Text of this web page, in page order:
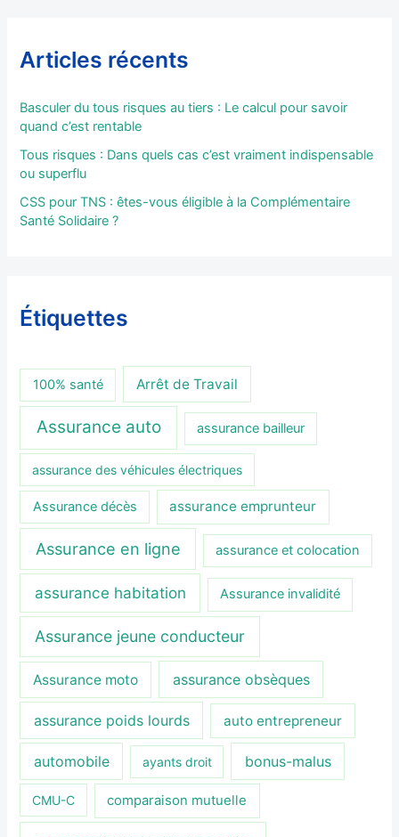
Articles récents
Basculer du tous risques au tiers : Le calcul pour savoir
quand c’est rentable
Tous risques : Dans quels cas c’est vraiment indispensable
ou superflu
CSS pour TNS : êtes-vous éligible à la Complémentaire
Santé Solidaire ?
Étiquettes
100% santé Arrêt de Travail
Assurance auto assurance bailleur
assurance des véhicules électriques
Assurance décès assurance emprunteur
Assurance en ligne assurance et colocation
assurance habitation Assurance invalidité
Assurance jeune conducteur
Assurance moto assurance obsèques
assurance poids lourds auto entrepreneur
automobile ayants droit bonus-malus
CMU-C comparaison mutuelle